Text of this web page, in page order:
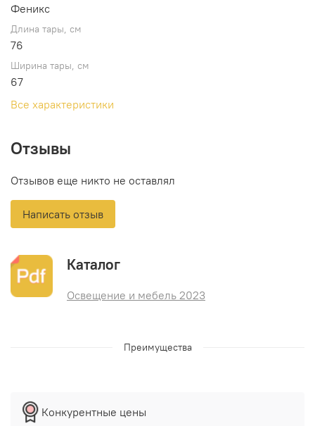
Феникс
Длина тары, см
76
Ширина тары, см
67
Все характеристики
Отзывы
Отзывов еще никто не оставлял
Написать отзыв
Каталог
Освещение и мебель 2023
Преимущества
Конкурентные цены